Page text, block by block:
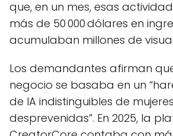
que, en un mes, esas
más de 50 000 dólares en
acumulaban millones de
Los demandantes afirman
negocio se basaba en un
de IA indistinguibles de
desprevenidas”. En 2025, la